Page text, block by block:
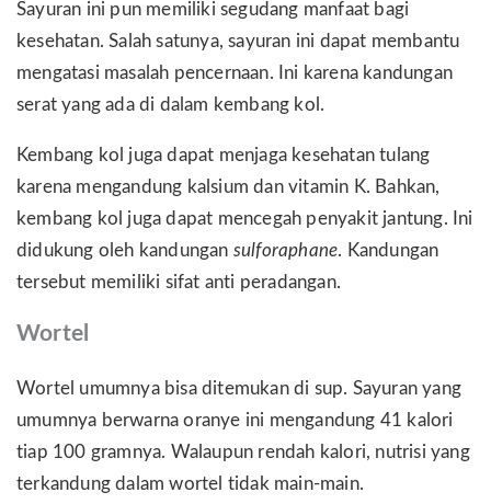
Sayuran ini pun memiliki segudang manfaat bagi
kesehatan. Salah satunya, sayuran ini dapat membantu
mengatasi masalah pencernaan. Ini karena kandungan
serat yang ada di dalam kembang kol.
Kembang kol juga dapat menjaga kesehatan tulang
karena mengandung kalsium dan vitamin K. Bahkan,
kembang kol juga dapat mencegah penyakit jantung. Ini
didukung oleh kandungan sulforaphane. Kandungan
tersebut memiliki sifat anti peradangan.
Wortel
Wortel umumnya bisa ditemukan di sup. Sayuran yang
umumnya berwarna oranye ini mengandung 41 kalori
tiap 100 gramnya. Walaupun rendah kalori, nutrisi yang
terkandung dalam wortel tidak main-main.